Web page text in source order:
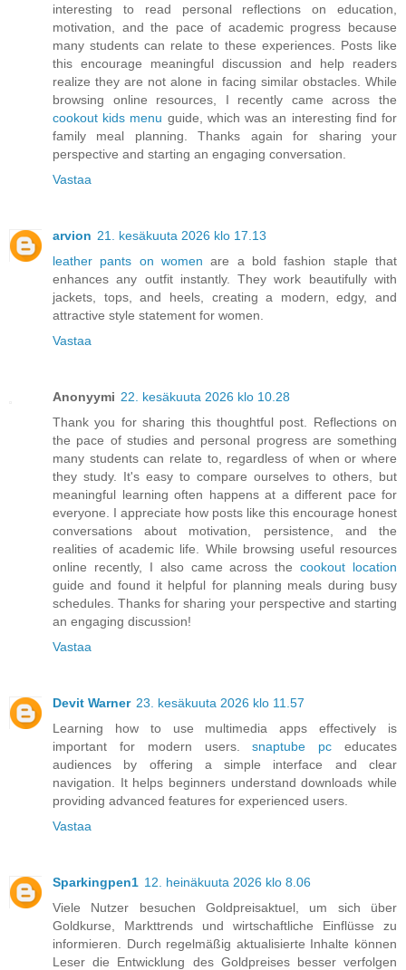
interesting to read personal reflections on education,
motivation, and the pace of academic progress because
many students can relate to these experiences. Posts like
this encourage meaningful discussion and help readers
realize they are not alone in facing similar obstacles. While
browsing online resources, I recently came across the
cookout kids menu guide, which was an interesting find for
family meal planning. Thanks again for sharing your
perspective and starting an engaging conversation.
Vastaa
arvion 21. kesäkuuta 2026 klo 17.13
leather pants on women are a bold fashion staple that
enhances any outfit instantly. They work beautifully with
jackets, tops, and heels, creating a modern, edgy, and
attractive style statement for women.
Vastaa
Anonyymi 22. kesäkuuta 2026 klo 10.28
Thank you for sharing this thoughtful post. Reflections on
the pace of studies and personal progress are something
many students can relate to, regardless of when or where
they study. It's easy to compare ourselves to others, but
meaningful learning often happens at a different pace for
everyone. I appreciate how posts like this encourage honest
conversations about motivation, persistence, and the
realities of academic life. While browsing useful resources
online recently, I also came across thecookout location
guide and found it helpful for planning meals during busy
schedules. Thanks for sharing your perspective and starting
an engaging discussion!
Vastaa
Devit Warner 23. kesäkuuta 2026 klo 11.57
Learning how to use multimedia apps effectively is
important for modern users.snaptube pc educates
audiences by offering a simple interface and clear
navigation. It helps beginners understand downloads while
providing advanced features for experienced users.
Vastaa
Sparkingpen1 12. heinäkuuta 2026 klo 8.06
Viele Nutzer besuchen Goldpreisaktuel, um sich über
Goldkurse, Markttrends und wirtschaftliche Einflüsse zu
informieren. Durch regelmäßig aktualisierte Inhalte können
Leser die Entwicklung des Goldpreises besser verfolgen